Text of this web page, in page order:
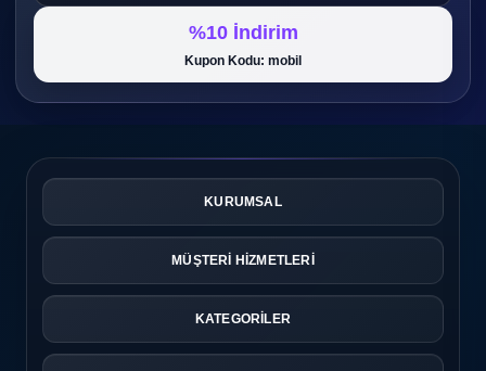
%10 İndirim
Kupon Kodu: mobil
KURUMSAL
MÜŞTERİ HİZMETLERİ
KATEGORİLER